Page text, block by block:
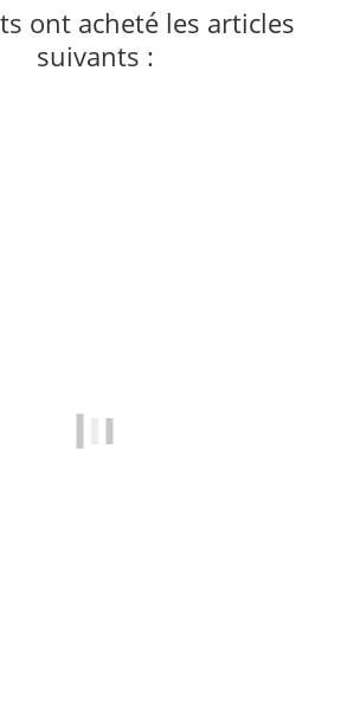
ont acheté les articles
suivants :